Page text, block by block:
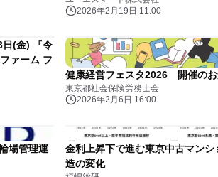
2026年2月19日 11:00
日(金) 『令
ァーム フ
健康経営フェスタ2026 開催の
東京都社会保険労務士会
2026年2月6日 16:00
場管理運
金利上昇下で進む東京中古マンシ
造の変化